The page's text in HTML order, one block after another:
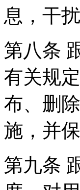
息，干
第八条
有关规
布、删
施，并
第九条